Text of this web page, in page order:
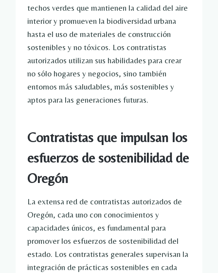
techos verdes que mantienen la calidad del aire
interior y promueven la biodiversidad urbana
hasta el uso de materiales de construcción
sostenibles y no tóxicos. Los contratistas
autorizados utilizan sus habilidades para crear
no sólo hogares y negocios, sino también
entornos más saludables, más sostenibles y
aptos para las generaciones futuras.
Contratistas que impulsan los
esfuerzos de sostenibilidad de
Oregón
La extensa red de contratistas autorizados de
Oregón, cada uno con conocimientos y
capacidades únicos, es fundamental para
promover los esfuerzos de sostenibilidad del
estado. Los contratistas generales supervisan la
integración de prácticas sostenibles en cada